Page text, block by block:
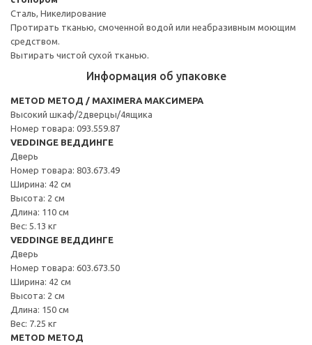
Сталь, Никелирование
Протирать тканью, смоченной водой или неабразивным моющим
средством.
Вытирать чистой сухой тканью.
Информация об упаковке
METOD МЕТОД / MAXIMERA МАКСИМЕРА
Высокий шкаф/2дверцы/4ящика
Номер товара: 093.559.87
VEDDINGE ВЕДДИНГЕ
Дверь
Номер товара: 803.673.49
Ширина: 42 см
Высота: 2 см
Длина: 110 см
Вес: 5.13 кг
VEDDINGE ВЕДДИНГЕ
Дверь
Номер товара: 603.673.50
Ширина: 42 см
Высота: 2 см
Длина: 150 см
Вес: 7.25 кг
METOD МЕТОД